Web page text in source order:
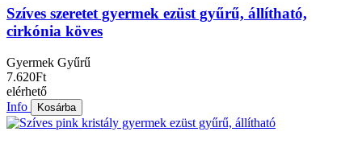
Szíves szeretet gyermek ezüst gyűrű, állítható,
cirkónia köves
Gyermek Gyűrű
7.620Ft
elérhető
Info
Kosárba